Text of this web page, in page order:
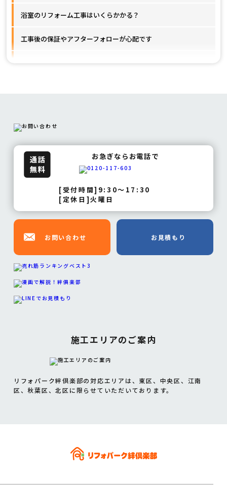
浴室のリフォーム工事はいくらかかる？
工事後の保証やアフターフォローが心配です
お急ぎならお電話で
[受付時間]9:30～17:30
[定休日]火曜日
お問い合わせ お見積もり
施工エリアのご案内
リフォパーク絆倶楽部の対応エリアは、東区、中央区、江南
区、秋葉区、北区に限らせていただいております。